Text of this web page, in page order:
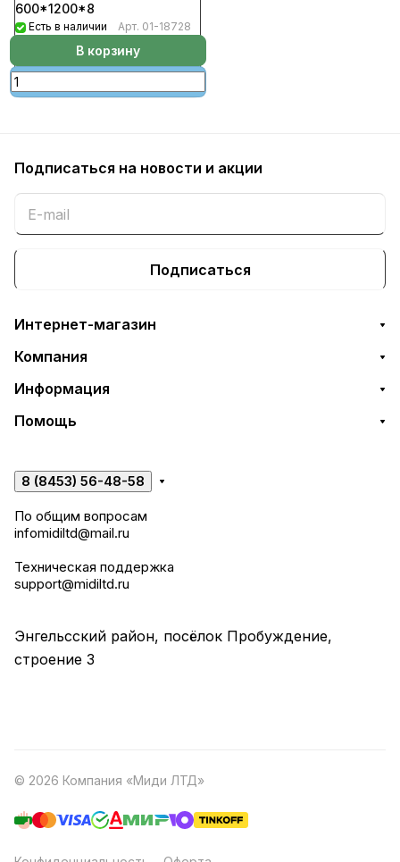
600*1200*8
Есть в наличии Арт. 01-18728
В корзину
Подписаться на новости и акции
Подписаться
Интернет-магазин
Компания
Информация
Помощь
8 (8453) 56-48-58
По общим вопросам
infomidiltd@mail.ru
Техническая поддержка
support@midiltd.ru
Энгельсский район, посёлок Пробуждение,
строение 3
© 2026 Компания «Миди ЛТД»